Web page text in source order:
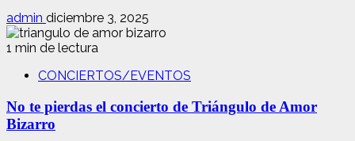
admin diciembre 3, 2025
1 min de lectura
CONCIERTOS/EVENTOS
No te pierdas el concierto de Triángulo de Amor
Bizarro